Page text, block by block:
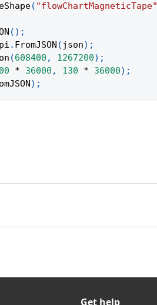
( "flowChartMagneticTape"
( ) ;
. FromJSON ( json) ;
(608400 , 1267200) ;
* 36000 , 130 * 36000) ;
) ;
Get help